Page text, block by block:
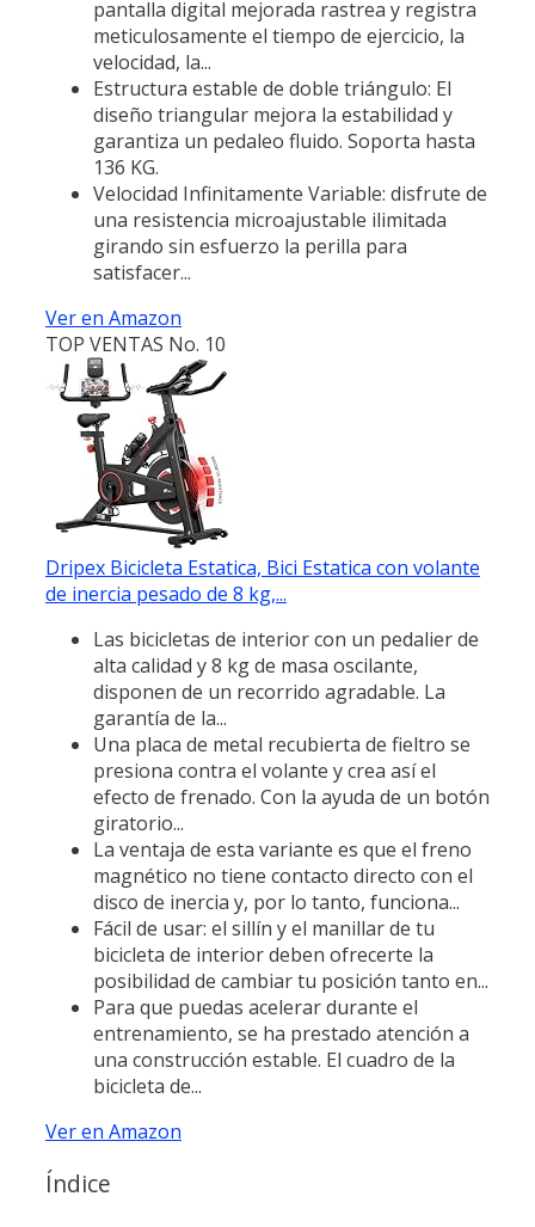
pantalla digital mejorada rastrea y registra
meticulosamente el tiempo de ejercicio, la
velocidad, la...
Estructura estable de doble triángulo: El
diseño triangular mejora la estabilidad y
garantiza un pedaleo fluido. Soporta hasta
136 KG.
Velocidad Infinitamente Variable: disfrute de
una resistencia microajustable ilimitada
girando sin esfuerzo la perilla para
satisfacer...
Ver en Amazon
TOP VENTAS No. 10
Dripex Bicicleta Estatica, Bici Estatica con volante
de inercia pesado de 8 kg,...
Las bicicletas de interior con un pedalier de
alta calidad y 8 kg de masa oscilante,
disponen de un recorrido agradable. La
garantía de la...
Una placa de metal recubierta de fieltro se
presiona contra el volante y crea así el
efecto de frenado. Con la ayuda de un botón
giratorio...
La ventaja de esta variante es que el freno
magnético no tiene contacto directo con el
disco de inercia y, por lo tanto, funciona...
Fácil de usar: el sillín y el manillar de tu
bicicleta de interior deben ofrecerte la
posibilidad de cambiar tu posición tanto en...
Para que puedas acelerar durante el
entrenamiento, se ha prestado atención a
una construcción estable. El cuadro de la
bicicleta de...
Ver en Amazon
Índice